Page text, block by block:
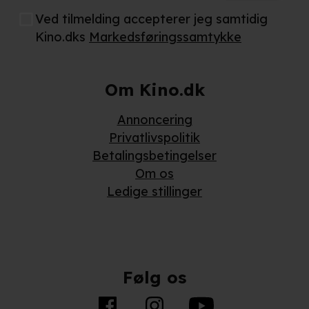
behandling af dine personoplysninger i både vores
privatlivspolitik ogcookiepolitik.
Ved tilmelding accepterer jeg samtidig
Kino.dks Markedsføringssamtykke
Om Kino.dk
Annoncering
Privatlivspolitik
Betalingsbetingelser
Om os
Ledige stillinger
Følg os